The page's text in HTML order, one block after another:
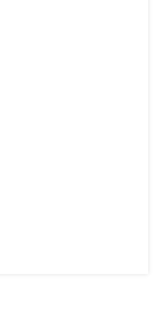
页 > 展会项